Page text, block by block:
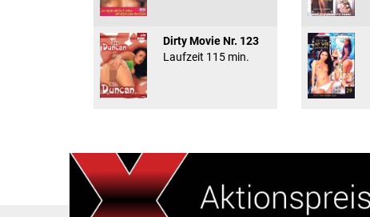
Dirty Movie Nr. 123
Laufzeit 115 min.